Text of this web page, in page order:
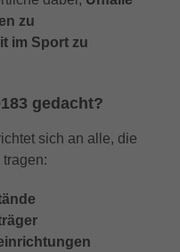
zu
im Sport zu
gedacht?
sich an alle, die
Website geht. Die
die Anzahl
aus der sie
1, _gat_UA-